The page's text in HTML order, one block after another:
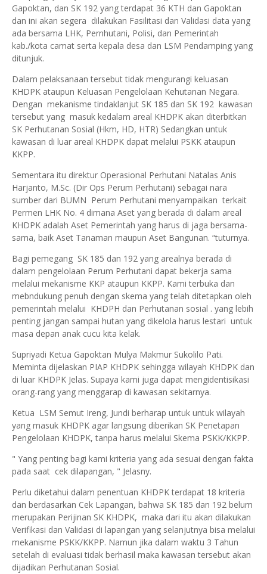
Gapoktan, dan SK 192 yang terdapat 36 KTH dan Gapoktan
dan ini akan segera dilakukan Fasilitasi dan Validasi data yang
ada bersama LHK, Pernhutani, Polisi, dan Pemerintah
kab./kota camat serta kepala desa dan LSM Pendamping yang
ditunjuk.
Dalam pelaksanaan tersebut tidak mengurangi keluasan
KHDPK ataupun Keluasan Pengelolaan Kehutanan Negara.
Dengan mekanisme tindaklanjut SK 185 dan SK 192 kawasan
tersebut yang masuk kedalam areal KHDPK akan diterbitkan
SK Perhutanan Sosial (Hkm, HD, HTR) Sedangkan untuk
kawasan di luar areal KHDPK dapat melalui PSKK ataupun
KKPP.
Sementara itu direktur Operasional Perhutani Natalas Anis
Harjanto, M.Sc. (Dir Ops Perum Perhutani) sebagai nara
sumber dari BUMN Perum Perhutani menyampaikan terkait
Permen LHK No. 4 dimana Aset yang berada di dalam areal
KHDPK adalah Aset Pemerintah yang harus di jaga bersama-
sama, baik Aset Tanaman maupun Aset Bangunan. “tuturnya.
Bagi pemegang SK 185 dan 192 yang arealnya berada di
dalam pengelolaan Perum Perhutani dapat bekerja sama
melalui mekanisme KKP ataupun KKPP. Kami terbuka dan
mebndukung penuh dengan skema yang telah ditetapkan oleh
pemerintah melalui KHDPH dan Perhutanan sosial . yang lebih
penting jangan sampai hutan yang dikelola harus lestari untuk
masa depan anak cucu kita kelak.
Supriyadi Ketua Gapoktan Mulya Makmur Sukolilo Pati.
Meminta dijelaskan PIAP KHDPK sehingga wilayah KHDPK dan
di luar KHDPK Jelas. Supaya kami juga dapat mengidentisikasi
orang-rang yang menggarap di kawasan sekitarnya.
Ketua LSM Semut Ireng, Jundi berharap untuk untuk wilayah
yang masuk KHDPK agar langsung diberikan SK Penetapan
Pengelolaan KHDPK, tanpa harus melalui Skema PSKK/KKPP.
" Yang penting bagi kami kriteria yang ada sesuai dengan fakta
pada saat cek dilapangan, " Jelasny.
Perlu diketahui dalam penentuan KHDPK terdapat 18 kriteria
dan berdasarkan Cek Lapangan, bahwa SK 185 dan 192 belum
merupakan Perijinan SK KHDPK, maka dari itu akan dilakukan
Verifikasi dan Validasi di lapangan yang selanjutnya bisa melalui
mekanisme PSKK/KKPP. Namun jika dalam waktu 3 Tahun
setelah di evaluasi tidak berhasil maka kawasan tersebut akan
dijadikan Perhutanan Sosial.